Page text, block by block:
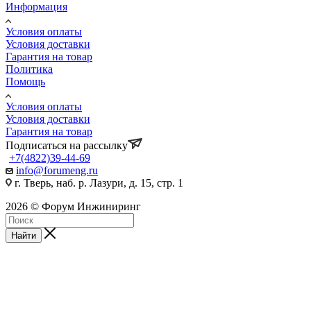
Информация
Условия оплаты
Условия доставки
Гарантия на товар
Политика
Помощь
Условия оплаты
Условия доставки
Гарантия на товар
Подписаться на рассылку
+7(4822)39-44-69
info@forumeng.ru
г. Тверь, наб. р. Лазури, д. 15, стр. 1
2026 © Форум Инжиниринг
Найти